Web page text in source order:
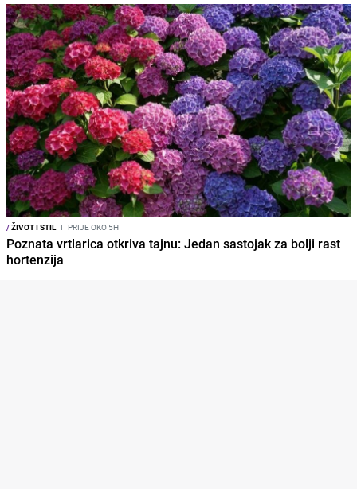
/ŽIVOT I STIL I PRIJE OKO 5H
Poznata vrtlarica otkriva tajnu: Jedan sastojak za bolji rast
hortenzija